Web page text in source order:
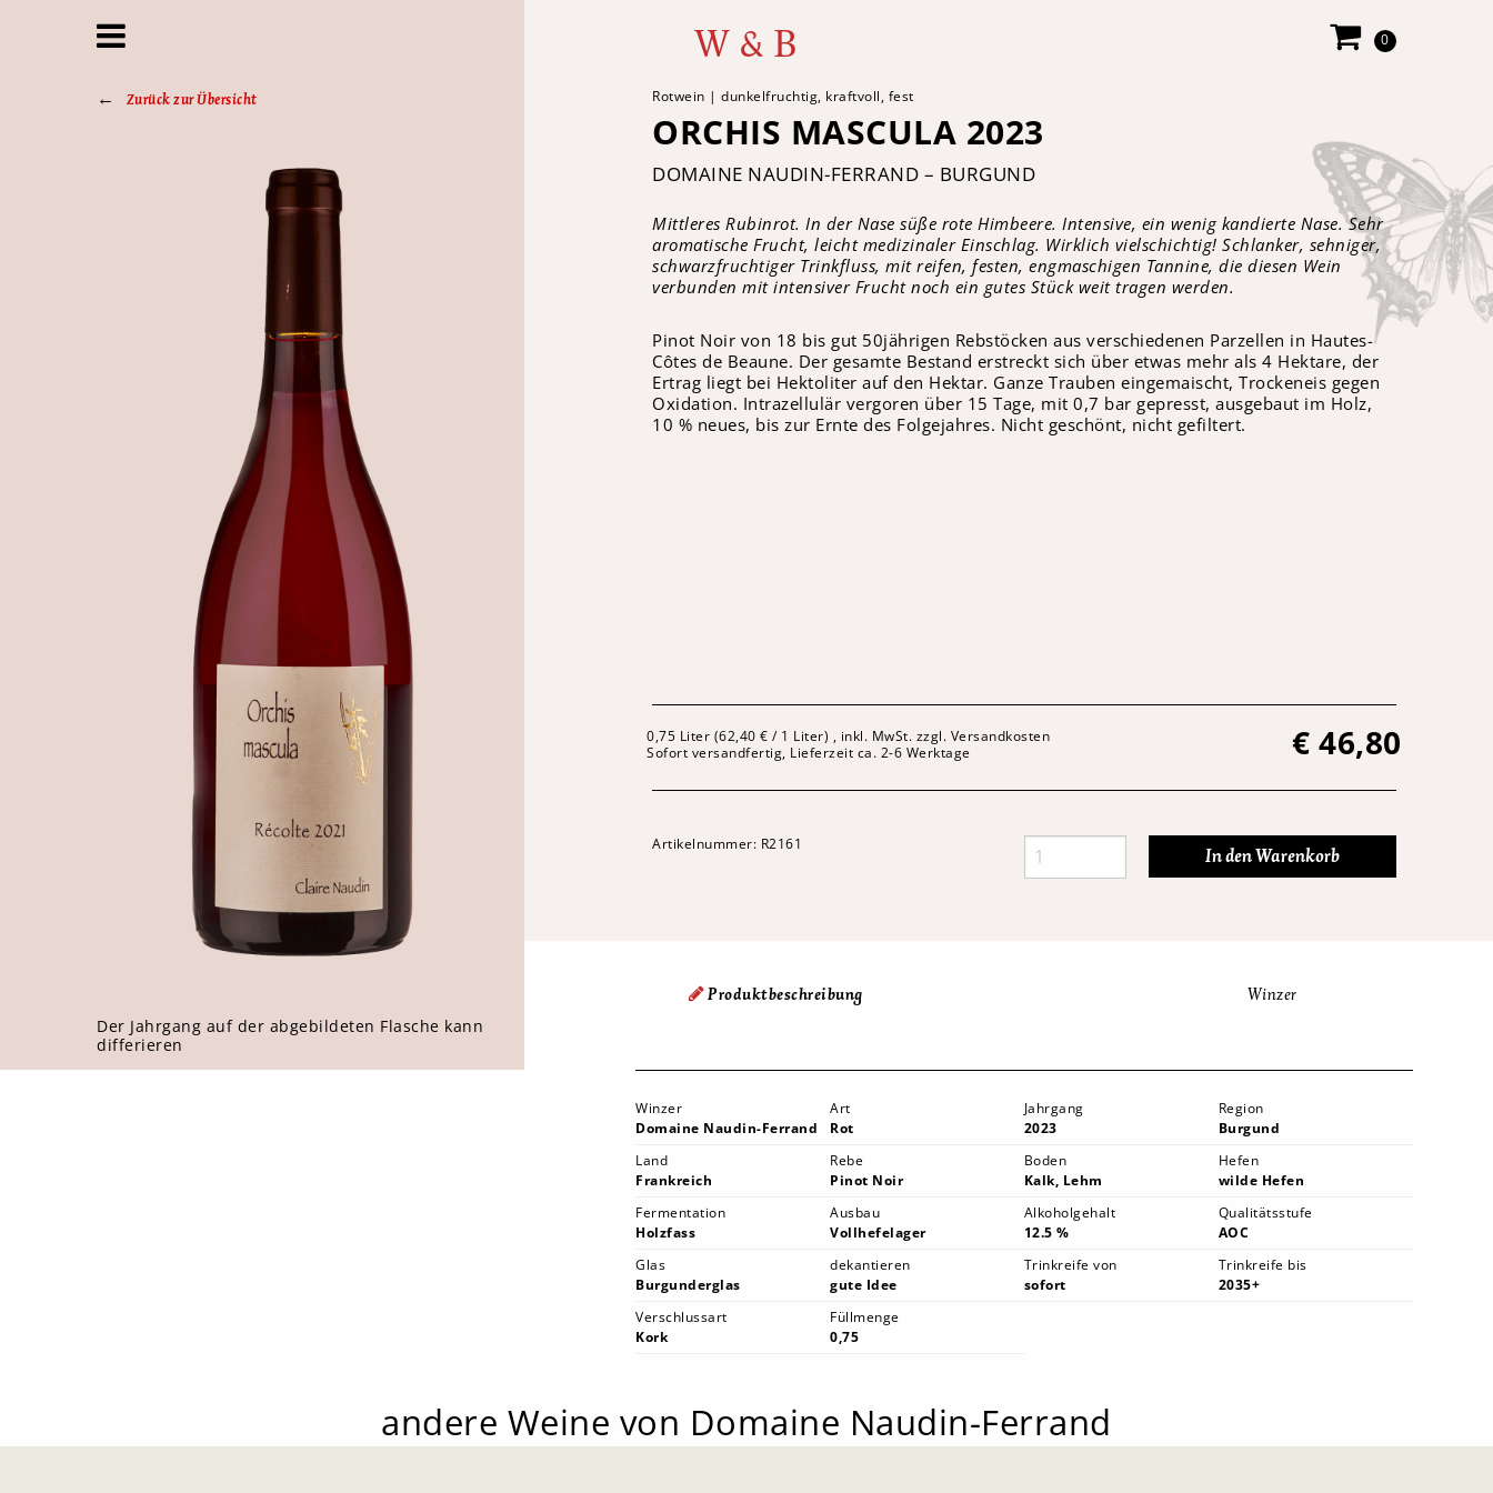
0
W & B
Zurück zur Übersicht
Der Jahrgang auf der abgebildeten Flasche kann
differieren
Rotwein | dunkelfruchtig, kraftvoll, fest
ORCHIS MASCULA 2023
DOMAINE NAUDIN-FERRAND – BURGUND
Mittleres Rubinrot. In der Nase süße rote Himbeere. Intensive, ein wenig kandierte Nase. Sehr
aromatische Frucht, leicht medizinaler Einschlag. Wirklich vielschichtig! Schlanker, sehniger,
schwarzfruchtiger Trinkfluss, mit reifen, festen, engmaschigen Tannine, die diesen Wein
verbunden mit intensiver Frucht noch ein gutes Stück weit tragen werden.
Pinot Noir von 18 bis gut 50jährigen Rebstöcken aus verschiedenen Parzellen in Hautes-
Côtes de Beaune. Der gesamte Bestand erstreckt sich über etwas mehr als 4 Hektare, der
Ertrag liegt bei Hektoliter auf den Hektar. Ganze Trauben eingemaischt, Trockeneis gegen
Oxidation. Intrazellulär vergoren über 15 Tage, mit 0,7 bar gepresst, ausgebaut im Holz,
10 % neues, bis zur Ernte des Folgejahres. Nicht geschönt, nicht gefiltert.
0,75 Liter (62,40 € / 1 Liter) , inkl. MwSt. zzgl. Versandkosten
Sofort versandfertig, Lieferzeit ca. 2-6 Werktage
€ 46,80
Artikelnummer: R2161
Produktbeschreibung Winzer
Winzer
Domaine Naudin-Ferrand
Art
Rot
Jahrgang
2023
Region
Burgund
Land
Frankreich
Rebe
Pinot Noir
Boden
Kalk, Lehm
Hefen
wilde Hefen
Fermentation
Holzfass
Ausbau
Vollhefelager
Alkoholgehalt
12.5 %
Qualitätsstufe
AOC
Glas
Burgunderglas
dekantieren
gute Idee
Trinkreife von
sofort
Trinkreife bis
2035+
Verschlussart
Kork
Füllmenge
0,75
andere Weine von Domaine Naudin-Ferrand